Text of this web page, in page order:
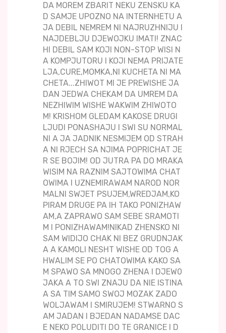
DA MOREM ZBARIT NEKU ZENSKU KA
D SAMJE UPOZNO NA INTERNHETU A
JA DEBIL NEMREM NI NAJRUZHNIJU I
NAJDEBLJU DJEWOJKU IMATI! ZNAC
HI DEBIL SAM KOJI NON-STOP WISI N
A KOMPJUTORU I KOJI NEMA PRIJATE
LJA,CURE,MOMKA,NI KUCHETA NI MA
CHETA...ZHIWOT MI JE PREWISHE JA
DAN JEDWA CHEKAM DA UMREM DA
NEZHIWIM WISHE WAKWIM ZHIWOTO
M! KRISHOM GLEDAM KAKOSE DRUGI
LJUDI PONASHAJU I SWI SU NORMAL
NI A JA JADNIK NESMIJEM OD STRAH
A NI RJECH SA NJIMA POPRICHAT JE
R SE BOJIM! OD JUTRA PA DO MRAKA
WISIM NA RAZNIM SAJTOWIMA CHAT
OWIMA I UZNEMIRAWAM NAROD NOR
MALNI SWJET PSUJEM,WREDJAM,KO
PIRAM DRUGE PA IH TAKO PONIZHAW
AM,A ZAPRAWO SAM SEBE SRAMOTI
M I PONIZHAWAM!NIKAD ZHENSKO NI
SAM WIDIJO CHAK NI BEZ GRUDNJAK
A A KAMOLI NESHT WISHE OD TOG A
HWALIM SE PO CHATOWIMA KAKO SA
M SPAWO SA MNOGO ZHENA I DJEW0
JAKA A TO SWI ZNAJU DA NIE ISTINA
A SA TIM SAMO SWOJ MOZAK ZADO
WOLJAWAM I SMIRUJEM! STWARNO S
AM JADAN I BJEDAN NADAMSE DAC
E NEKO POLUDITI DO TE GRANICE I D